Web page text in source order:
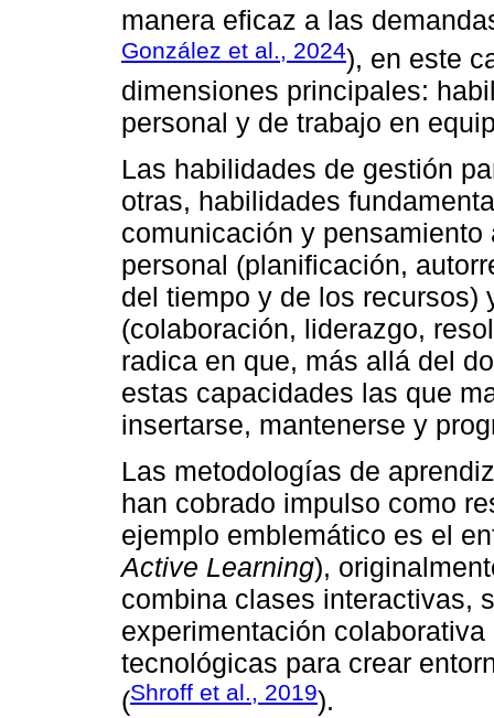
manera eficaz a las
González et al., 2024), en este
dimensiones principales:
personal y de trabajo en
Las habilidades de gestión
otras, habilidades
comunicación y
personal (planificación,
del tiempo y de los recursos)
(colaboración, liderazgo,
radica en que, más allá del
estas capacidades las que
insertarse, mantenerse y
Las metodologías de
han cobrado impulso como
ejemplo emblemático es el
Active Learning),
combina clases interactivas,
experimentación
tecnológicas para crear
(Shroff et al., 2019).